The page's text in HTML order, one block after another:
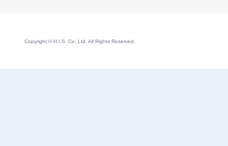
Copyright © H.I.S. Co.,Ltd. All Rights Reserved.